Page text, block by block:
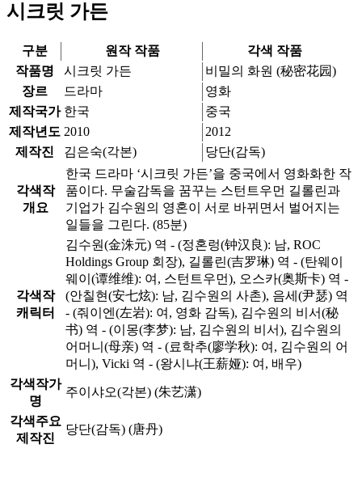
시크릿 가든
구분 원작 작품
각색 작품
작품명
시크릿 가든
비밀의 화원 (秘密花园)
장르
드라마
영화
제작국가 한국
중국
제작년도 2010
2012
제작진
김은숙(각본) 당단(감독)
각색작
개요
한국 드라마 ‘시크릿 가든’을 중국에서 영화화한 작
품이다. 무술감독을 꿈꾸는 스턴트우먼 길롤린과
기업가 김수원의 영혼이 서로 바뀌면서 벌어지는
일들을 그린다. (85분)
각색작
캐릭터
김수원(金洙元) 역 - (정혼렁(钟汉良): 남, ROC
Holdings Group 회장), 길롤린(吉罗琳) 역 - (탄웨이
웨이(谭维维): 여, 스턴트우먼), 오스카(奥斯卡) 역 -
(안칠현(安七炫): 남, 김수원의 사촌), 음세(尹瑟) 역
- (줘이엔(左岩): 여, 영화 감독), 김수원의 비서(秘
书) 역 - (이몽(李梦): 남, 김수원의 비서), 김수원의
어머니(母亲) 역 - (료학추(廖学秋): 여, 김수원의 어
머니), Vicki 역 - (왕시냐(王薪娅): 여, 배우)
각색작가
명
주이샤오(각본) (朱艺潇)
각색주요
제작진
당단(감독) (唐丹)